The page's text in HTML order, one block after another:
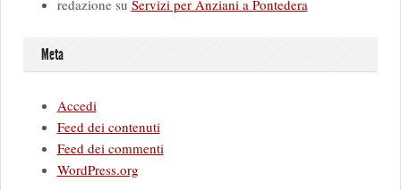
redazionesu Servizi per Anziani a Pontedera
Meta
Accedi
Feed dei contenuti
Feed dei commenti
WordPress.org